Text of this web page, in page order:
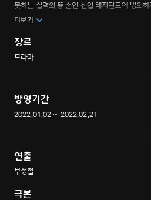
못하는 실력의 똥 손인 신입 레지던트에 빙의
아이러니한 반전까지 벌어지는 메디컬, 판타지,
더보기
장르
드라마
방영기간
2022.01.02 ~ 2022.02.21
연출
부성철
극본